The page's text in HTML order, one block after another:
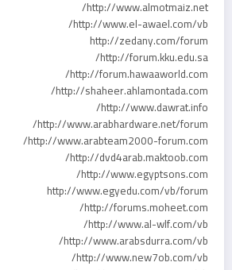
http://www.almotmaiz.net/
http://www.el-awael.com/vb/
http://zedany.com/forum
http://forum.kku.edu.sa/
http://forum.hawaaworld.com/
http://shaheer.ahlamontada.com/
http://www.dawrat.info/
http://www.arabhardware.net/forum/
http://www.arabteam2000-forum.com/
http://dvd4arab.maktoob.com/
http://www.egyptsons.com/
http://www.egyedu.com/vb/forum
http://forums.moheet.com/
http://www.al-wlf.com/vb/
http://www.arabsdurra.com/vb/
http://www.new7ob.com/vb/